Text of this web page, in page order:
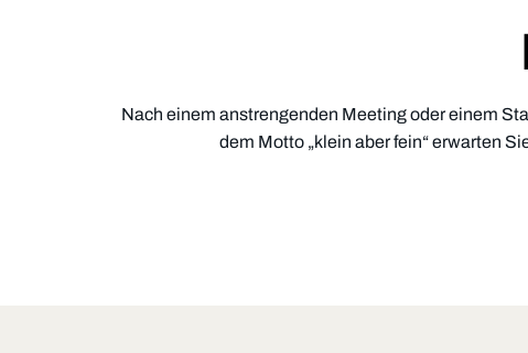
Nach einem anstrengenden Meeting oder einem
dem Motto „klein aber fein“ erwarten